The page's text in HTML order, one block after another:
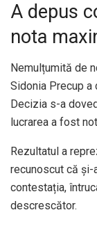
A depus
nota
Nemulțumită de
Sidonia Precup
Decizia s-a
lucrarea a fost
Rezultatul a
recunoscut că și-
contestația,
descrescător.